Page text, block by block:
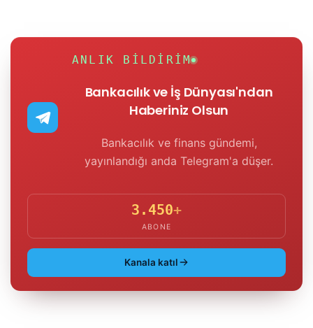
ANLIK BILDIRIM
Bankacılık ve İş Dünyası'ndan
Haberiniz Olsun
Bankacılık ve finans gündemi,
yayınlandığı anda Telegram'a düşer.
3.450+
ABONE
Kanala katıl